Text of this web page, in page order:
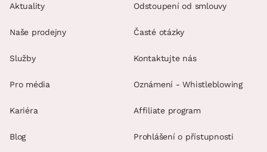
Aktuality
Naše prodejny
Služby
Pro média
Kariéra
Blog
Odstoupení od smlouvy
Časté otázky
Kontaktujte nás
Oznámení - Whistleblowing
Affiliate program
Prohlášení o přístupnosti